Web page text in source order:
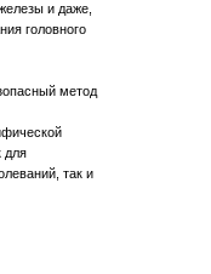
и даже,
головного
метод
для
так и